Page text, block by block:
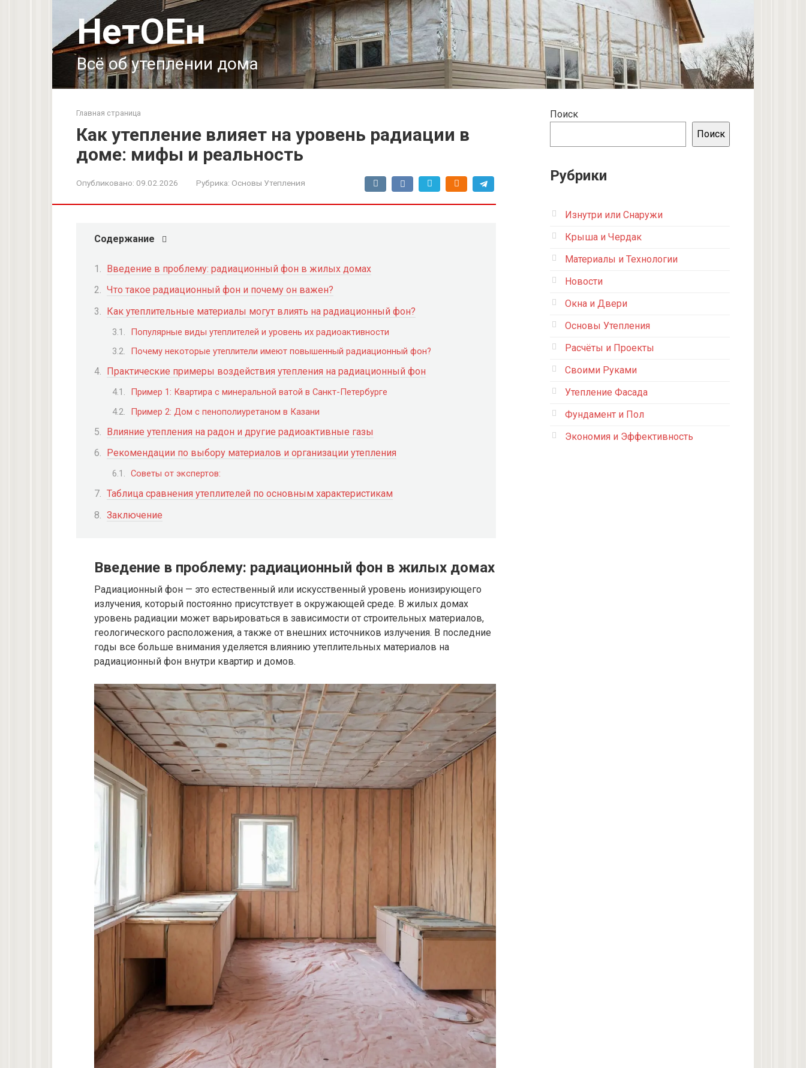
НетОЕн
Всё об утеплении дома
Главная страница
Как утепление влияет на уровень радиации в
доме: мифы и реальность
Опубликовано: 09.02.2026 Рубрика: Основы Утепления
Содержание
Введение в проблему: радиационный фон в жилых домах
Что такое радиационный фон и почему он важен?
Как утеплительные материалы могут влиять на радиационный фон?
Популярные виды утеплителей и уровень их радиоактивности
Почему некоторые утеплители имеют повышенный радиационный фон?
Практические примеры воздействия утепления на радиационный фон
Пример 1: Квартира с минеральной ватой в Санкт-Петербурге
Пример 2: Дом с пенополиуретаном в Казани
Влияние утепления на радон и другие радиоактивные газы
Рекомендации по выбору материалов и организации утепления
Советы от экспертов:
Таблица сравнения утеплителей по основным характеристикам
Заключение
Введение в проблему: радиационный фон в жилых домах
Радиационный фон — это естественный или искусственный уровень ионизирующего
излучения, который постоянно присутствует в окружающей среде. В жилых домах
уровень радиации может варьироваться в зависимости от строительных материалов,
геологического расположения, а также от внешних источников излучения. В последние
годы все больше внимания уделяется влиянию утеплительных материалов на
радиационный фон внутри квартир и домов.
Поиск
Поиск
Рубрики
Изнутри или Снаружи
Крыша и Чердак
Материалы и Технологии
Новости
Окна и Двери
Основы Утепления
Расчёты и Проекты
Своими Руками
Утепление Фасада
Фундамент и Пол
Экономия и Эффективность